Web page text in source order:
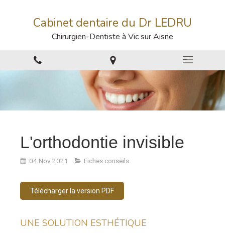
Cabinet dentaire du Dr LEDRU
Chirurgien-Dentiste à Vic sur Aisne
L'orthodontie invisible
04 Nov 2021 Fiches conseils
Télécharger la version PDF
UNE SOLUTION ESTHÉTIQUE